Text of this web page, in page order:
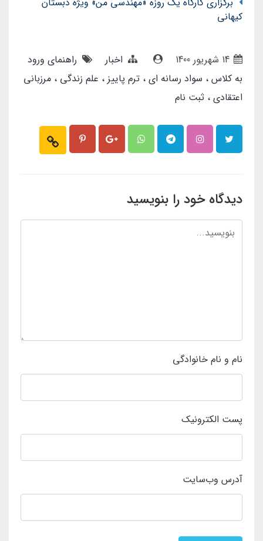
کیهانی
اخبار
راهنمای ورود
به کلاس
سواد رسانه ای ترم پاییز علم زندگی
مرزبانی
اعتقادی ثبت نام
دیدگاه خود را بنویسید
نام و نام خانوادگی
پست الکترونیک
آدرس وب‌سایت